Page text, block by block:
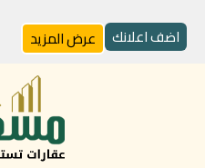
اضف اعلانك عرض المزيد